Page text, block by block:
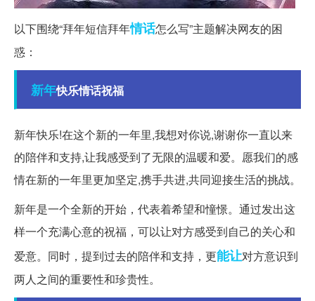
以下围绕“拜年短信拜年情话怎么写”主题解决网友的困
惑：
新年快乐情话祝福
新年快乐!在这个新的一年里,我想对你说,谢谢你一直以来
的陪伴和支持,让我感受到了无限的温暖和爱。愿我们的感
情在新的一年里更加坚定,携手共进,共同迎接生活的挑战。
新年是一个全新的开始，代表着希望和憧憬。通过发出这
样一个充满心意的祝福，可以让对方感受到自己的关心和
爱意。同时，提到过去的陪伴和支持，更能让对方意识到
两人之间的重要性和珍贵性。